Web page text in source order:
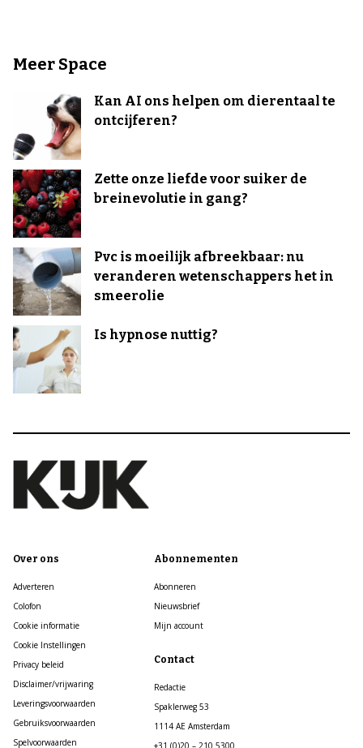
Meer Space
Kan AI ons helpen om dierentaal te
ontcijferen?
Zette onze liefde voor suiker de
breinevolutie in gang?
Pvc is moeilijk afbreekbaar: nu
veranderen wetenschappers het in
smeerolie
Is hypnose nuttig?
Over ons
Adverteren
Colofon
Cookie informatie
Cookie Instellingen
Privacy beleid
Disclaimer/vrijwaring
Leveringsvoorwaarden
Gebruiksvoorwaarden
Spelvoorwaarden
Abonnementen
Abonneren
Nieuwsbrief
Mijn account
Contact
Redactie
Spaklerweg 53
1114 AE Amsterdam